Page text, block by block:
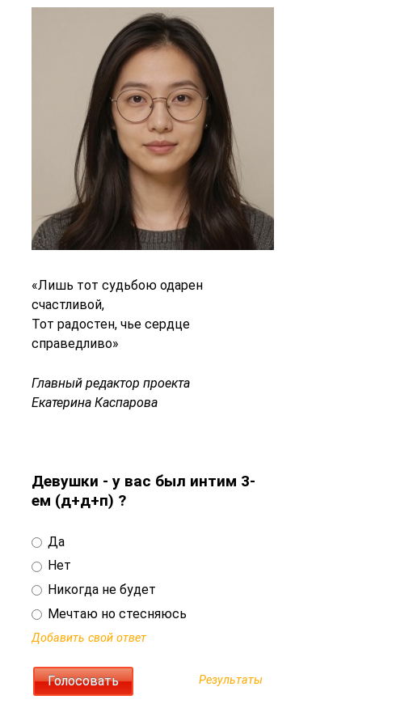
«Лишь тот судьбою одарен
счастливой,
Тот радостен, чье сердце
справедливо»
Главный редактор проекта
Екатерина Каспарова
Девушки - у вас был интим 3-
ем (д+д+п) ?
Да
Нет
Никогда не будет
Мечтаю но стесняюсь
Добавить свой ответ
Результаты